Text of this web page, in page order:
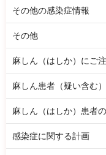
その他の感染症情報
その他
麻しん（はしか）にご
麻しん患者（疑い含む
麻しん（はしか）患者
感染症に関する計画